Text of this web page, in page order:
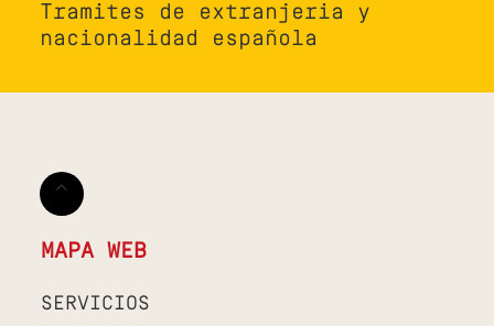
Tramites de extranjeria y
nacionalidad española
MAPA WEB
SERVICIOS